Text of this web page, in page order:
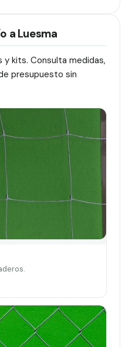
a Luesma
y kits. Consulta medidas,
presupuesto sin